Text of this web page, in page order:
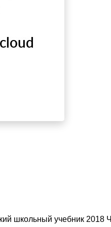
школьный учебник 2018